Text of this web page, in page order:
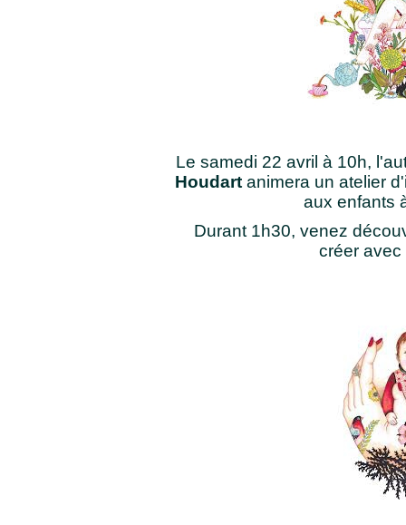
Le samedi 22 avril à 10h,
Houdart animera un atelier
aux enfants
Durant 1h30, venez
créer avec